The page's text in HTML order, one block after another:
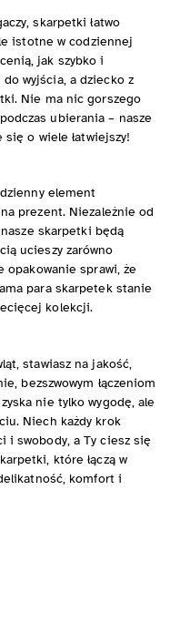
skarpetki łatwo
istotne w codziennej
jak szybko i
wyjścia, a dziecko z
Nie ma nic gorszego
ubierania – nasze
o wiele łatwiejszy!
element
prezent. Niezależnie od
skarpetki będą
ucieszy zarówno
opakowanie sprawi, że
para skarpetek stanie
kolekcji.
stawiasz na jakość,
bezszwowym łączeniom
nie tylko wygodę, ale
Niech każdy krok
i swobody, a Ty ciesz się
które łączą w
komfort i